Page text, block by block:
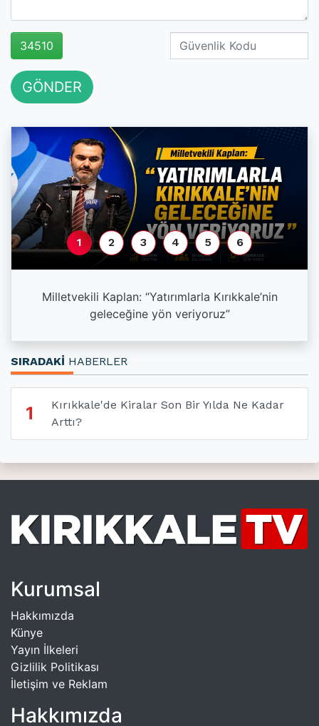
34510
GÖNDER
Milletvekili Kaplan: “Yatırımlarla Kırıkkale’nin
geleceğine yön veriyoruz”
1 2 3 4 5 6
SIRADAKİ HABERLER
1
Kırıkkale'de Kiralar Son Bir Yılda Ne Kadar
Arttı?
Kurumsal
Hakkımızda
Künye
Yayın İlkeleri
Gizlilik Politikası
İletişim ve Reklam
Hakkımızda